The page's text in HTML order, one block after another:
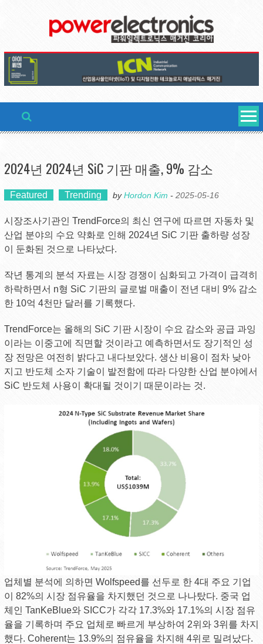
2024년 2024년 SiC 기판 매출, 9% 감소
Featured Trending byHordon Kim - 2025-05-16
시장조사기관인 TrendForce의 최신 연구에 따르면 자동차 및
산업 분야의 수요 약화로 인해 2024년 SiC 기판 출하량 성장
이 둔화된 것으로 나타났다.
작년 통계의 분석 자료는 시장 경쟁이 심화되고 가격이 급격히
하락하면서 n형 SiC 기판의 글로벌 매출이 전년 대비 9% 감소
한 10억 4천만 달러를 기록했다.
TrendForce는 올해의 SiC 기판 시장이 수요 감소와 공급 과잉
이라는 이중고에 직면할 것이라고 예측하면서도 장기적인 성
장 전망은 여전히 ​​밝다고 내다보았다. 생산 비용이 점차 낮아
지고 반도체 소자 기술이 발전함에 따라 다양한 산업 분야에서
SiC 반도체 사용이 확대될 것이기 때문이라는 것.
업체별 분석에 의하면 Wolfspeed를 선두로 한 4대 주요 기업
이 82%의 시장 점유율을 차지했던 것으로 나나탔다. 중국 업
체인 TanKeBlue와 SICC가 각각 17.3%와 17.1%의 시장 점유
율을 기록하며 주요 업체로 빠르게 부상하여 2위와 3위를 차지
했다. Coherent는 13.9%의 점유율을 차지해 4위로 밀려났다.